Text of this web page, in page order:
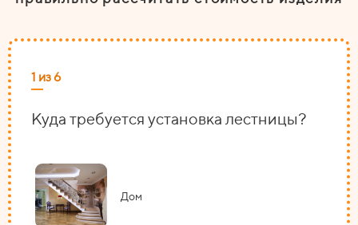
1 из 6
Куда требуется установка лестницы?
Дом
2